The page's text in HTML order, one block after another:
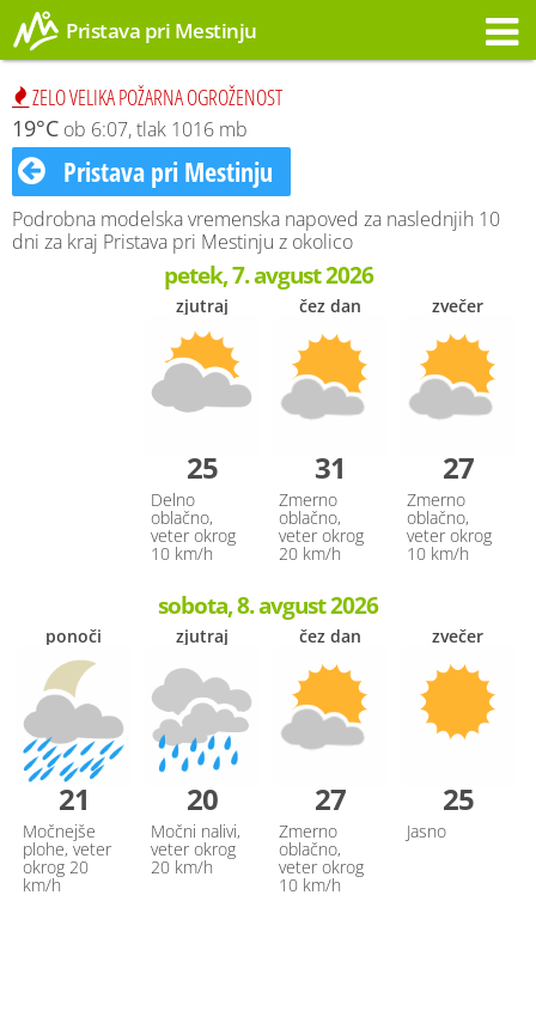
Pristava pri Mestinju
ZELO VELIKA POŽARNA OGROŽENOST
19°C ob 6:07, tlak 1016 mb
Pristava pri Mestinju
Podrobna modelska vremenska napoved za naslednjih 10
dni za kraj Pristava pri Mestinju z okolico
petek, 7. avgust 2026
zjutraj
25
Delno
oblačno,
veter okrog
10 km/h
čez dan
31
Zmerno
oblačno,
veter okrog
20 km/h
zvečer
27
Zmerno
oblačno,
veter okrog
10 km/h
sobota, 8. avgust 2026
ponoči
21
Močnejše
plohe, veter
okrog 20
km/h
zjutraj
20
Močni nalivi,
veter okrog
20 km/h
čez dan
27
Zmerno
oblačno,
veter okrog
10 km/h
zvečer
25
Jasno